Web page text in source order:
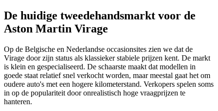
De huidige tweedehandsmarkt voor de
Aston Martin Virage
Op de Belgische en Nederlandse occasionsites zien we dat de
Virage door zijn status als klassieker stabiele prijzen kent. De markt
is klein en gespecialiseerd. De schaarste maakt dat modellen in
goede staat relatief snel verkocht worden, maar meestal gaat het om
oudere auto's met een hogere kilometerstand. Verkopers spelen soms
in op de populariteit door onrealistisch hoge vraagprijzen te
hanteren.